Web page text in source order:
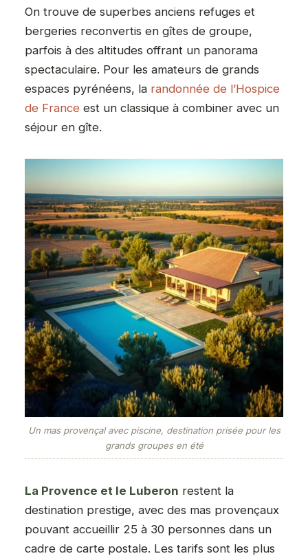
On trouve de superbes anciens refuges et
bergeries reconvertis en gîtes de groupe,
parfois à des altitudes offrant un panorama
spectaculaire. Pour les amateurs de grands
espaces pyrénéens, la randonnée de l’Hospice
de France est un classique à combiner avec un
séjour en gîte.
Un mas provençal avec piscine, destination prisée pour les
grands groupes en été
La Provence et le Luberon restent la
destination prestige, avec des mas provençaux
pouvant accueillir 25 à 30 personnes dans un
cadre de carte postale. Les tarifs sont les plus